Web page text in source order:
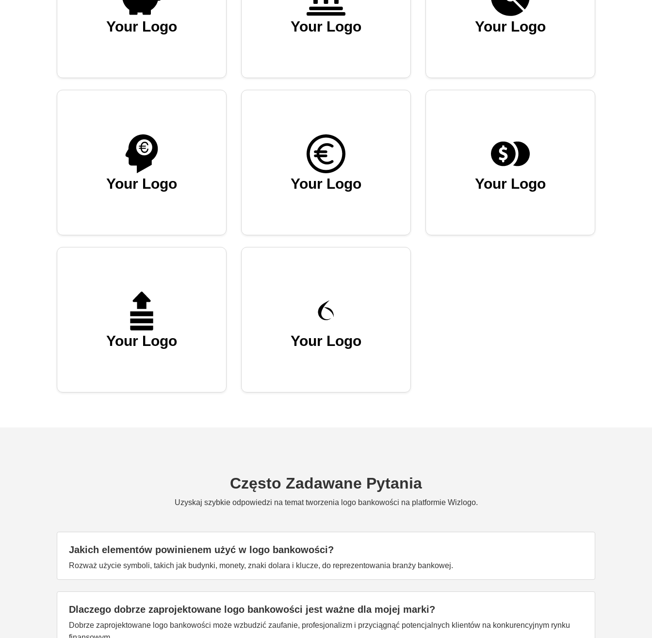
Your Logo Your Logo Your Logo
Your Logo Your Logo Your Logo
Your Logo Your Logo
Często Zadawane Pytania
Uzyskaj szybkie odpowiedzi na temat tworzenia logo bankowości na platformie Wizlogo.
Jakich elementów powinienem użyć w logo bankowości?
Rozważ użycie symboli, takich jak budynki, monety, znaki dolara i klucze, do reprezentowania branży bankowej.
Dlaczego dobrze zaprojektowane logo bankowości jest ważne dla mojej marki?
Dobrze zaprojektowane logo bankowości może wzbudzić zaufanie, profesjonalizm i przyciągnąć potencjalnych klientów na konkurencyjnym rynku